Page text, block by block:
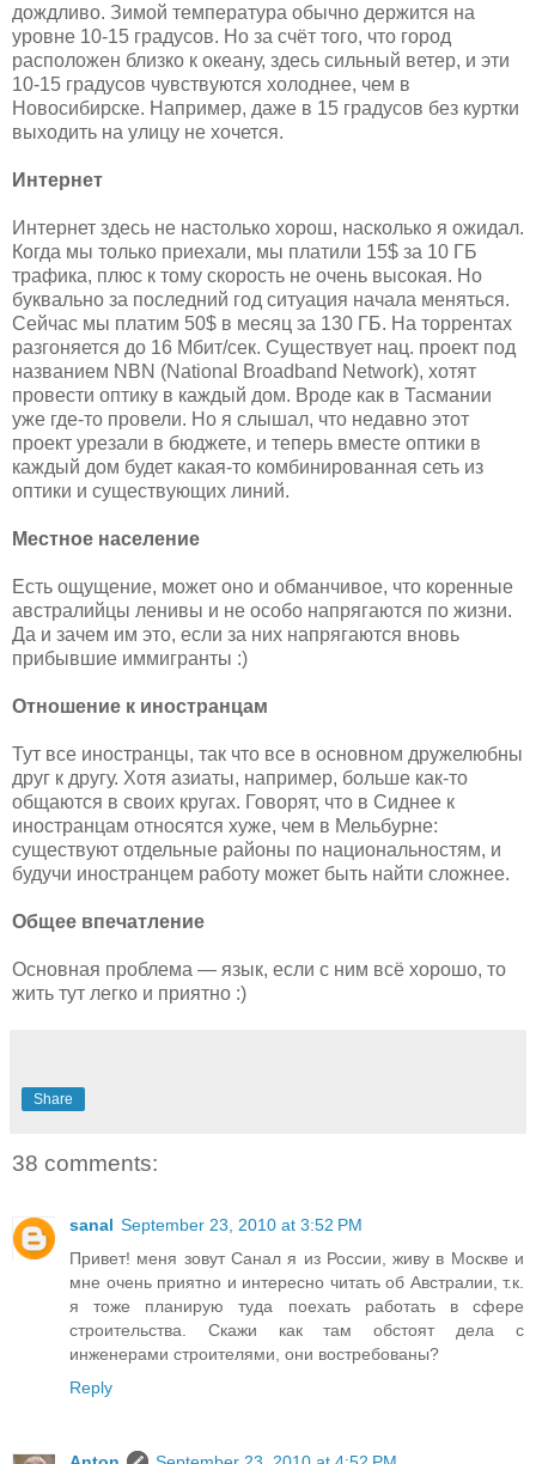
дождливо. Зимой температура обычно держится на
уровне 10-15 градусов. Но за счёт того, что город
расположен близко к океану, здесь сильный ветер, и эти
10-15 градусов чувствуются холоднее, чем в
Новосибирске. Например, даже в 15 градусов без куртки
выходить на улицу не хочется.
Интернет
Интернет здесь не настолько хорош, насколько я ожидал.
Когда мы только приехали, мы платили 15$ за 10 ГБ
трафика, плюс к тому скорость не очень высокая. Но
буквально за последний год ситуация начала меняться.
Сейчас мы платим 50$ в месяц за 130 ГБ. На торрентах
разгоняется до 16 Мбит/сек. Существует нац. проект под
названием NBN (National Broadband Network), хотят
провести оптику в каждый дом. Вроде как в Тасмании
уже где-то провели. Но я слышал, что недавно этот
проект урезали в бюджете, и теперь вместе оптики в
каждый дом будет какая-то комбинированная сеть из
оптики и существующих линий.
Местное население
Есть ощущение, может оно и обманчивое, что коренные
австралийцы ленивы и не особо напрягаются по жизни.
Да и зачем им это, если за них напрягаются вновь
прибывшие иммигранты :)
Отношение к иностранцам
Тут все иностранцы, так что все в основном дружелюбны
друг к другу. Хотя азиаты, например, больше как-то
общаются в своих кругах. Говорят, что в Сиднее к
иностранцам относятся хуже, чем в Мельбурне:
существуют отдельные районы по национальностям, и
будучи иностранцем работу может быть найти сложнее.
Общее впечатление
Основная проблема — язык, если с ним всё хорошо, то
жить тут легко и приятно :)
Share
38 comments:
sanal September 23, 2010 at 3:52 PM
Привет! меня зовут Санал я из России, живу в Москве и
мне очень приятно и интересно читать об Австралии, т.к.
я тоже планирую туда поехать работать в сфере
строительства. Скажи как там обстоят дела с
инженерами строителями, они востребованы?
Reply